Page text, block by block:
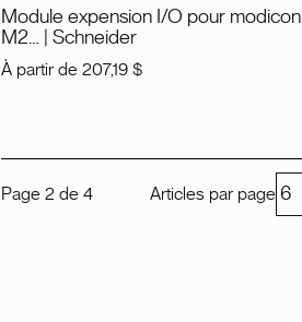
Module expension I/O pour modicon
M2…
| Schneider
À partir de 207,19 $
Page 2 de 4 Articles par page